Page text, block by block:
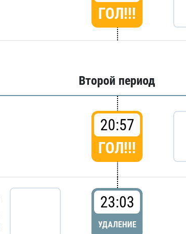
ГОЛ!!!
Второй период
20:57
ГОЛ!!!
23:03
УДАЛЕНИЕ